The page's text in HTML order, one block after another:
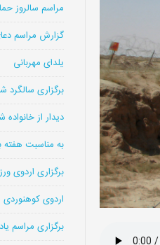
مراسم سالروز
گزارش مراسم دعای
یلدای مهربانی
برگزاری سالگرد
دیدار از
به مناسبت هفته
برگزاری اردوی
اردوی
برگزاری مراسم